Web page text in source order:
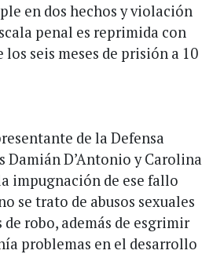
en dos hechos y violación
penal es reprimida con
los seis meses de prisión a 10
de la Defensa
Damián D’Antonio y Carolina
impugnación de ese fallo
se trato de abusos sexuales
robo, además de esgrimir
problemas en el desarrollo